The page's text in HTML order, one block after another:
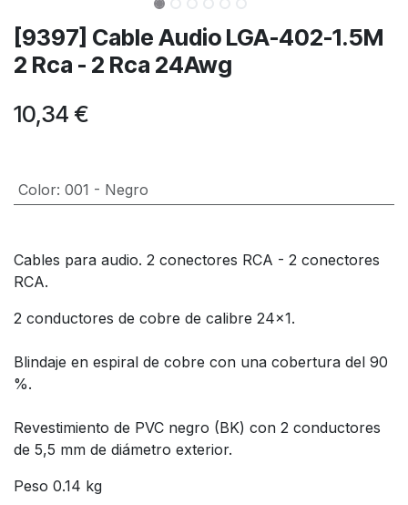
[9397] Cable Audio LGA-402-1.5M
2 Rca - 2 Rca 24Awg
10,34 €
Color: 001 - Negro
Cables para audio. 2 conectores RCA - 2 conectores
RCA.
2 conductores de cobre de calibre 24x1.
Blindaje en espiral de cobre con una cobertura del 90
%.
Revestimiento de PVC negro (BK) con 2 conductores
de 5,5 mm de diámetro exterior.
Peso 0.14 kg